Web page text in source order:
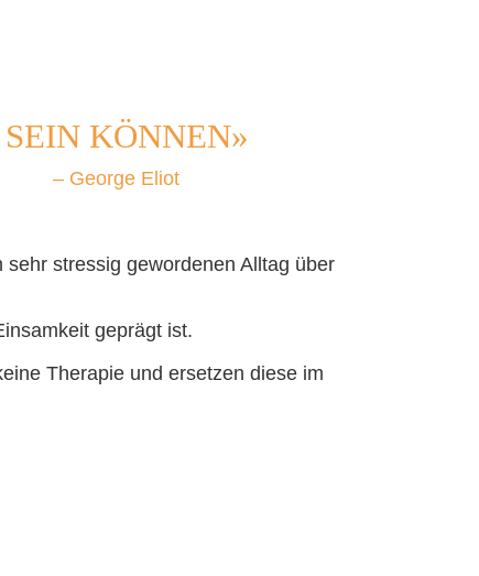
KÖNNEN»
– George Eliot
stressig gewordenen Alltag über
geprägt ist.
Therapie und ersetzen diese im